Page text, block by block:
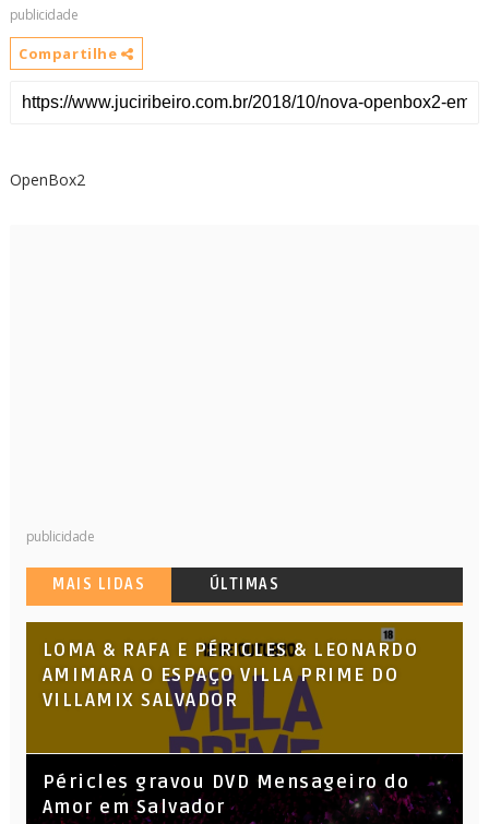
publicidade
Compartilhe
OpenBox2
publicidade
MAIS LIDAS ÚLTIMAS
LOMA & RAFA E PÉRICLES & LEONARDO
AMIMARA O ESPAÇO VILLA PRIME DO
VILLAMIX SALVADOR
Péricles gravou DVD Mensageiro do
Amor em Salvador